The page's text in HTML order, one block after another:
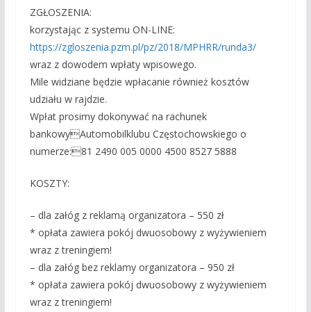
ZGŁOSZENIA:
korzystając z systemu ON-LINE:
https://zgloszenia.pzm.pl/pz/2018/MPHRR/runda3/
wraz z dowodem wpłaty wpisowego.
Mile widziane będzie wpłacanie również kosztów
udziału w rajdzie.
Wpłat prosimy dokonywać na rachunek
bankowyAutomobilklubu Częstochowskiego o
numerze:81 2490 005 0000 4500 8527 5888
KOSZTY:
– dla załóg z reklamą organizatora – 550 zł
* opłata zawiera pokój dwuosobowy z wyżywieniem
wraz z treningiem!
– dla załóg bez reklamy organizatora – 950 zł
* opłata zawiera pokój dwuosobowy z wyżywieniem
wraz z treningiem!